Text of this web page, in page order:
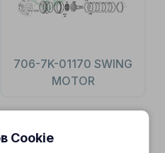
706-7K-01170 SWING
MOTOR
Cookie